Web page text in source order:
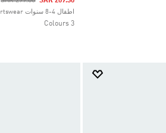
Selected
اطفال 4-8 سنوات Sportswear
3 Colours